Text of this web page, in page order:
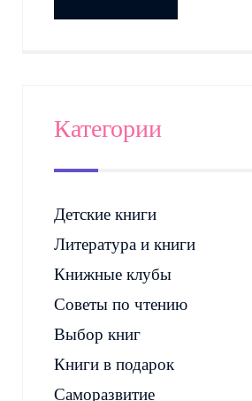
Категории
Детские книги
Литература и книги
Книжные клубы
Советы по чтению
Выбор книг
Книги в подарок
Саморазвитие